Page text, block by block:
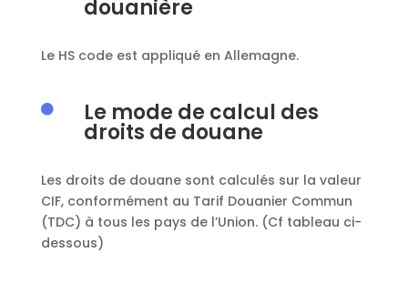
douanière
Le HS code est appliqué en Allemagne.
 Le mode de calcul des
droits de douane
Les droits de douane sont calculés sur la valeur
CIF, conformément au Tarif Douanier Commun
(TDC) à tous les pays de l’Union. (Cf tableau ci-
dessous)